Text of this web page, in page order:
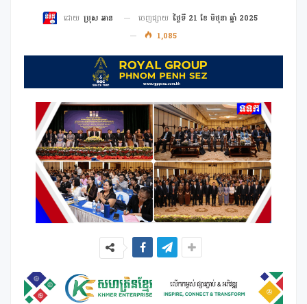
ដោយ ប្រុស អាន ចេញផ្សាយ ថ្ងៃទី 21 ខែ មិថុនា ឆ្នាំ 2025
1,085